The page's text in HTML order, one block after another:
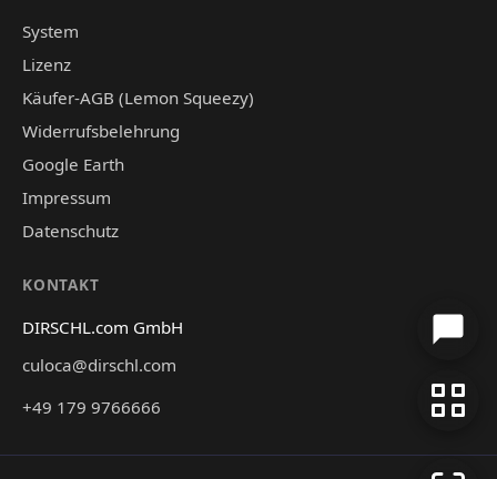
System
Lizenz
Käufer-AGB (Lemon Squeezy)
Widerrufsbelehrung
Google Earth
Impressum
Datenschutz
KONTAKT
DIRSCHL.com GmbH
culoca@dirschl.com
+49 179 9766666